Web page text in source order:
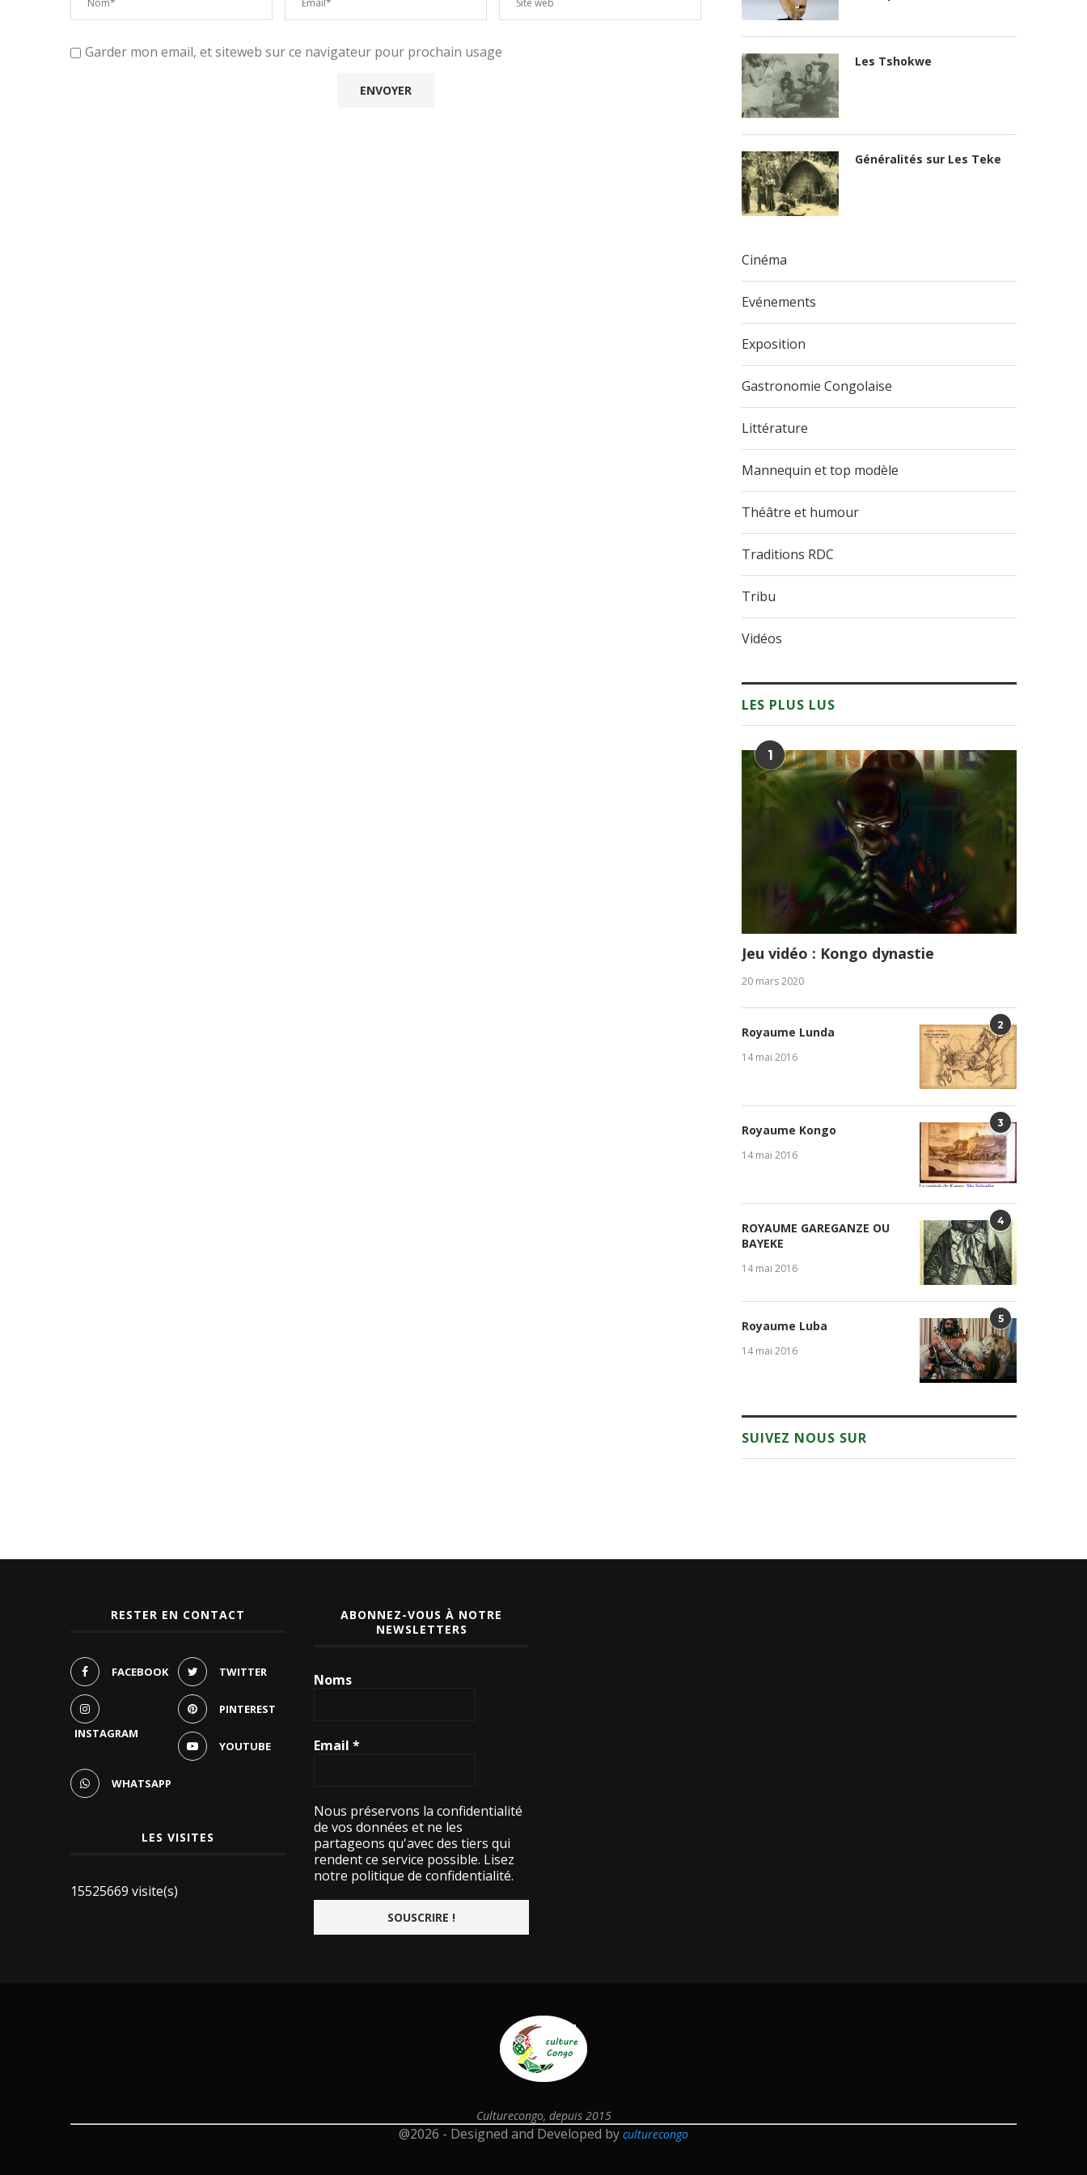
Garder mon email, et siteweb sur ce navigateur pour prochain usage
Les Tshokwe
Généralités sur Les Teke
Cinéma
Evénements
Exposition
Gastronomie Congolaise
Littérature
Mannequin et top modèle
Théâtre et humour
Traditions RDC
Tribu
Vidéos
LES PLUS LUS
1
Jeu vidéo : Kongo dynastie
20 mars 2020
2
Royaume Lunda
14 mai 2016
3
Royaume Kongo
14 mai 2016
4
ROYAUME GAREGANZE OU
BAYEKE
14 mai 2016
5
Royaume Luba
14 mai 2016
SUIVEZ NOUS SUR
RESTER EN CONTACT
FACEBOOK TWITTER
INSTAGRAM
PINTEREST
YOUTUBE
WHATSAPP
LES VISITES
15525669 visite(s)
ABONNEZ-VOUS À NOTRE
NEWSLETTERS
Noms
Email*
Nous préservons la confidentialité
de vos données et ne les
partageons qu'avec des tiers qui
rendent ce service possible. Lisez
notre politique de confidentialité.
Culturecongo, depuis 2015
@2026 - Designed and Developed by culturecongo